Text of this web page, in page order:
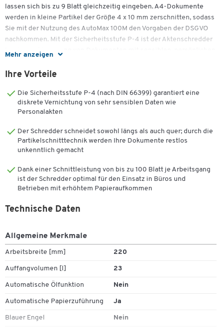
Mehr anzeigen
lassen sich bis zu 9 Blatt gleichzeitig eingeben. A4-Dokumente
werden in kleine Partikel der Größe 4 x 10 mm zerschnitten, sodass
Sie mit der Nutzung des AutoMax 100M den Vorgaben der DSGVO
nachkommen. Mit der Sicherheitsstufe P-4 ist der Aktenschredder
für die Zerkleinerung von Dokumenten mit sensiblen, persönlichen
anhaben, sodass Sie diese vor dem Schreddern nicht erst mühsam
entfernen müssen. Auch Kreditkarten können Sie mit dem AutoMax
100M problemlos vernichten.
Der schwarze Aktenvernichter ist durch seine spezielle
SilentShred-Funktion sehr geräuscharm und erreicht höchstens
eine Lautstärke von 55 dB. Nach 2 min ohne Benutzung schaltet
sich das Gerät automatisch in den Standby-Modus und hilft Ihnen
so beim Energiesparen.
Sicherheitsstufe: P-4
Schnittleistung automatischer Einzug: 90 Blatt (70 g/qm),
Arbeitsbreite: 220 mm
Auto-Reverse-Funktion: automatischer Rücklauf bei
SilentShred: Geräuschbelastung maximal bei 55 dB
Sleep-Modus: automatischer Stand-by-Modus nach 2
Ihre Vorteile
Die Sicherheitsstufe P-4 (nach DIN 66399) garantiert eine
diskrete Vernichtung von sehr sensiblen Daten wie
Personalakten
Der Schredder schneidet sowohl längs als auch quer; durch die
Partikelschnitttechnik werden Ihre Dokumente restlos
unkenntlich gemacht
Dank einer Schnittleistung von bis zu 100 Blatt je Arbeitsgang
ist der Schredder optimal für den Einsatz in Büros und
Betrieben mit erhöhtem Papieraufkommen
Technische Daten
Allgemeine Merkmale
Arbeitsbreite [mm] 220
Auffangvolumen [l] 23
Automatische Ölfunktion Nein
Automatische Papierzuführung Ja
Blauer Engel Nein